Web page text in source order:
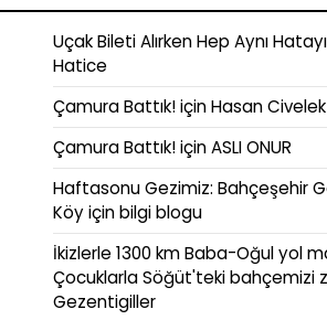
Uçak Bileti Alırken Hep Aynı
Hatice
Çamura Battık!içinHasan Civelek
Çamura Battık!içinASLI ONUR
Haftasonu Gezimiz: Bahçeşehir
Köyiçinbilgi blogu
İkizlerle 1300 km Baba-Oğul yol
Çocuklarla Söğüt'teki bahçemizi
Gezentigiller